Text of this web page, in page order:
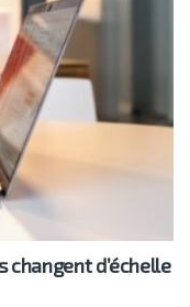
changent d’échelle